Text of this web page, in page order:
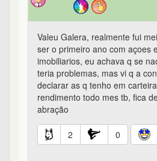
Valeu Galera, realmente fui
ser o primeiro ano com açoes
imobiliarios, eu achava q se
teria problemas, mas vi q a
declarar as q tenho em
rendimento todo mes tb, fica
abração
2 0